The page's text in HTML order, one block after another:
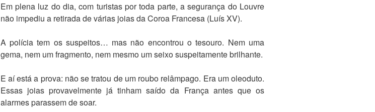
Em plena luz do dia, com turistas por toda parte, a segurança do Louvre
não impediu a retirada de várias joias da Coroa Francesa (Luís XV).
A polícia tem os suspeitos… mas não encontrou o tesouro. Nem uma
gema, nem um fragmento, nem mesmo um seixo suspeitamente brilhante.
E aí está a prova: não se tratou de um roubo relâmpago. Era um oleoduto.
Essas joias provavelmente já tinham saído da França antes que os
alarmes parassem de soar.